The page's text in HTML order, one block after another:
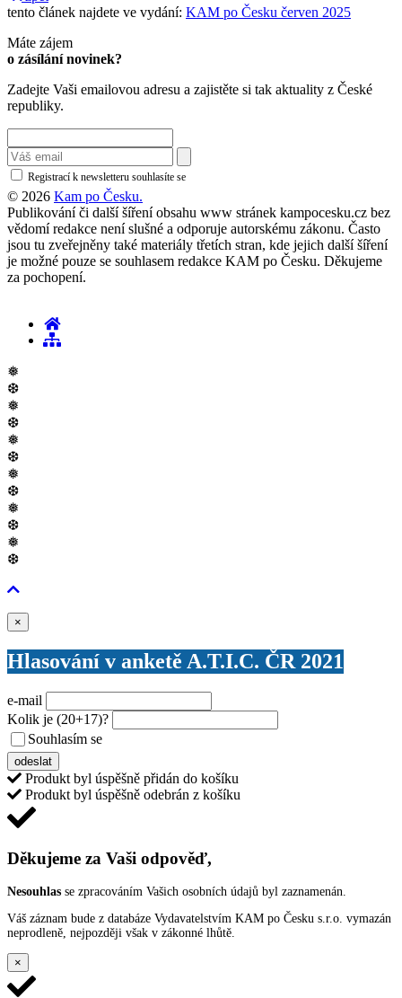
tento článek najdete ve vydání: KAM po Česku červen 2025
Máte zájem
o zásílání novinek?
Zadejte Vaši emailovou adresu a zajistěte si tak aktuality z České
republiky.
Registrací k newsletteru souhlasíte se
© 2026 Kam po Česku.
Publikování či další šíření obsahu www stránek kampocesku.cz bez
vědomí redakce není slušné a odporuje autorskému zákonu. Často
jsou tu zveřejněny také materiály třetích stran, kde jejich další šíření
je možné pouze se souhlasem redakce KAM po Česku. Děkujeme
za pochopení.
❅
❆
❅
❆
❅
❆
❅
❆
❅
❆
❅
❆
×
Hlasování v anketě A.T.I.C. ČR 2021
e-mail
Kolik je (20+17)?
Souhlasím se
odeslat
Produkt byl úspěšně přidán do košíku
Produkt byl úspěšně odebrán z košíku
Děkujeme za Vaši odpověď,
Nesouhlas se zpracováním Vašich osobních údajů byl zaznamenán.
Váš záznam bude z databáze Vydavatelstvím KAM po Česku s.r.o. vymazán
neprodleně, nejpozději však v zákonné lhůtě.
×